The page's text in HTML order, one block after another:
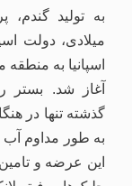
میلادی، دولت
اسپانیا به
گذشته تنها در
به طور مداوم آب
این عرضه و